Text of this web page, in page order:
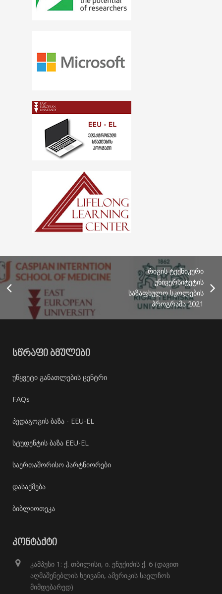
რიგის ტექნიკური
უნივერსიტეტის
საზაფხულო სკოლების
პროგრამა 2021
ᲡᲬᲠᲐᲤᲘ ᲑᲛᲣᲚᲔᲑᲘ
უწყვეტი განათლების ცენტრი
FAQs
პედაგოგის ბაზა - EEU-EL
სტუდენტის ბაზა EEU-EL
საერთაშორისო პარტნიორები
დასაქმება
ბიბლიოთეკა
ᲙᲝᲜᲢᲐᲥᲢᲘ
კამპუსი 1: ქ. თბილისი, ი. ენუქიძის ქ. 6 (დავით
აღმაშენებლის ხეივანი, ამერიკის საელჩოს
მიმდებარედ)